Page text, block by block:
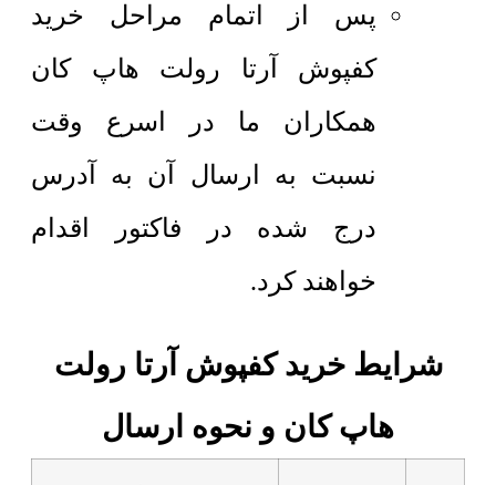
پس از اتمام مراحل خرید
کفپوش آرتا رولت هاپ کان
همکاران ما در اسرع وقت
نسبت به ارسال آن به آدرس
درج شده در فاکتور اقدام
خواهند کرد.
شرایط خرید کفپوش آرتا رولت
هاپ کان و نحوه ارسال